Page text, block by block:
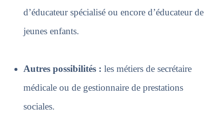
d’éducateur spécialisé ou encore d’éducateur de
jeunes enfants.
Autres possibilités : les métiers de secrétaire
médicale ou de gestionnaire de prestations
sociales.